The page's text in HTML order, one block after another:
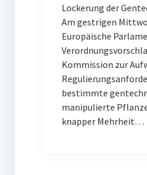
Lockerung der
Am gestrigen
Europäische
Kommission zur
bestimmte
manipulierte
knapper Mehrheit…